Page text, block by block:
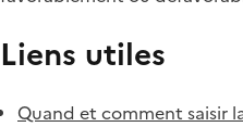
Liens utiles
Quand et comment saisir